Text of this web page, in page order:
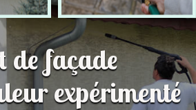
de façade
expérimenté